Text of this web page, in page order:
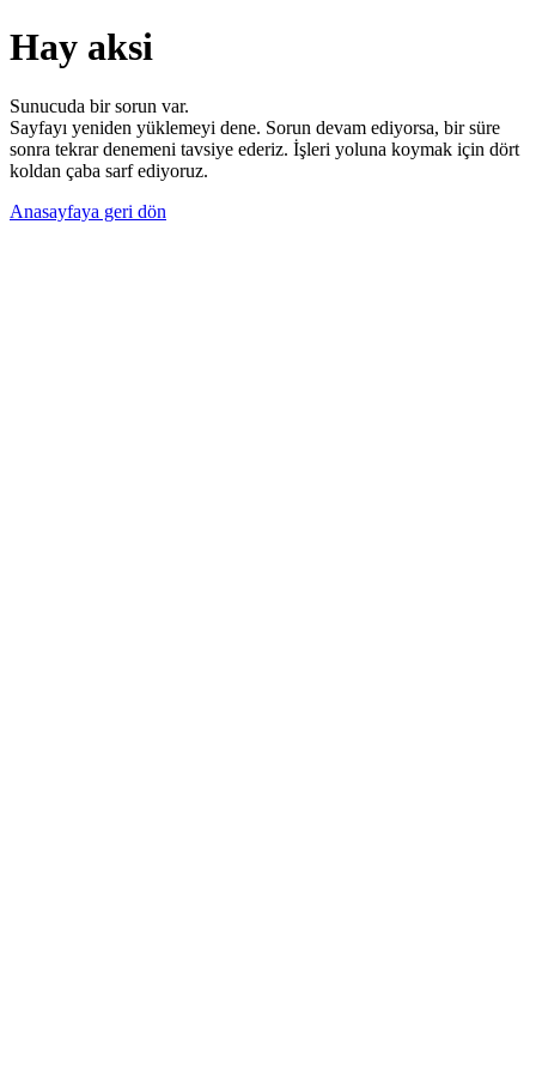
Hay aksi
Sunucuda bir sorun var.
Sayfayı yeniden yüklemeyi dene. Sorun devam ediyorsa, bir süre
sonra tekrar denemeni tavsiye ederiz. İşleri yoluna koymak için dört
koldan çaba sarf ediyoruz.
Anasayfaya geri dön